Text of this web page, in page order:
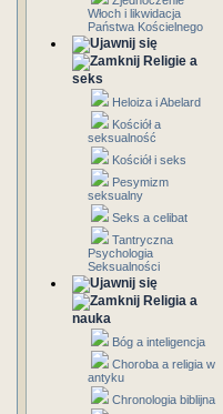
Włoch i likwidacja
Państwa Kościelnego
Religie a
seks
Heloiza i Abelard
Kościół a
seksualność
Kościół i seks
Pesymizm
seksualny
Seks a celibat
Tantryczna
Psychologia
Seksualności
Religia a
nauka
Bóg a inteligencja
Choroba a religia w
antyku
Chronologia biblijna